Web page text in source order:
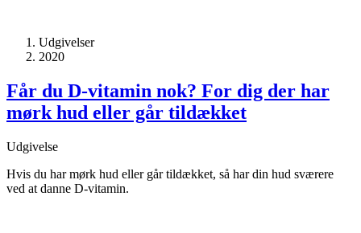
Udgivelser
2020
Får du D-vitamin nok? For dig der har
mørk hud eller går tildækket
Udgivelse
Hvis du har mørk hud eller går tildækket, så har din hud sværere
ved at danne D-vitamin.